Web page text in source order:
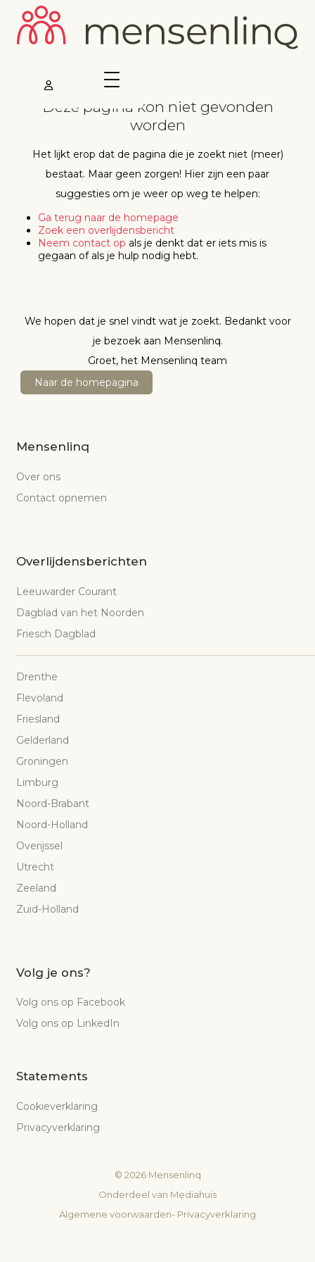
Deze pagina kon niet gevonden
worden
Het lijkt erop dat de pagina die je zoekt niet (meer)
bestaat. Maar geen zorgen! Hier zijn een paar
suggesties om je weer op weg te helpen:
Ga terug naar de homepage
Zoek een overlijdensbericht
Neem contact op als je denkt dat er iets mis is
gegaan of als je hulp nodig hebt.
We hopen dat je snel vindt wat je zoekt. Bedankt voor
je bezoek aan Mensenlinq.
Groet, het Mensenlinq team
Naar de homepagina
Mensenlinq
Over ons
Contact opnemen
Overlijdensberichten
Leeuwarder Courant
Dagblad van het Noorden
Friesch Dagblad
Drenthe
Flevoland
Friesland
Gelderland
Groningen
Limburg
Noord-Brabant
Noord-Holland
Overijssel
Utrecht
Zeeland
Zuid-Holland
Volg je ons?
Volg ons op Facebook
Volg ons op LinkedIn
Statements
Cookieverklaring
Privacyverklaring
© 2026Mensenlinq
Onderdeel van Mediahuis
Algemene voorwaarden- Privacyverklaring